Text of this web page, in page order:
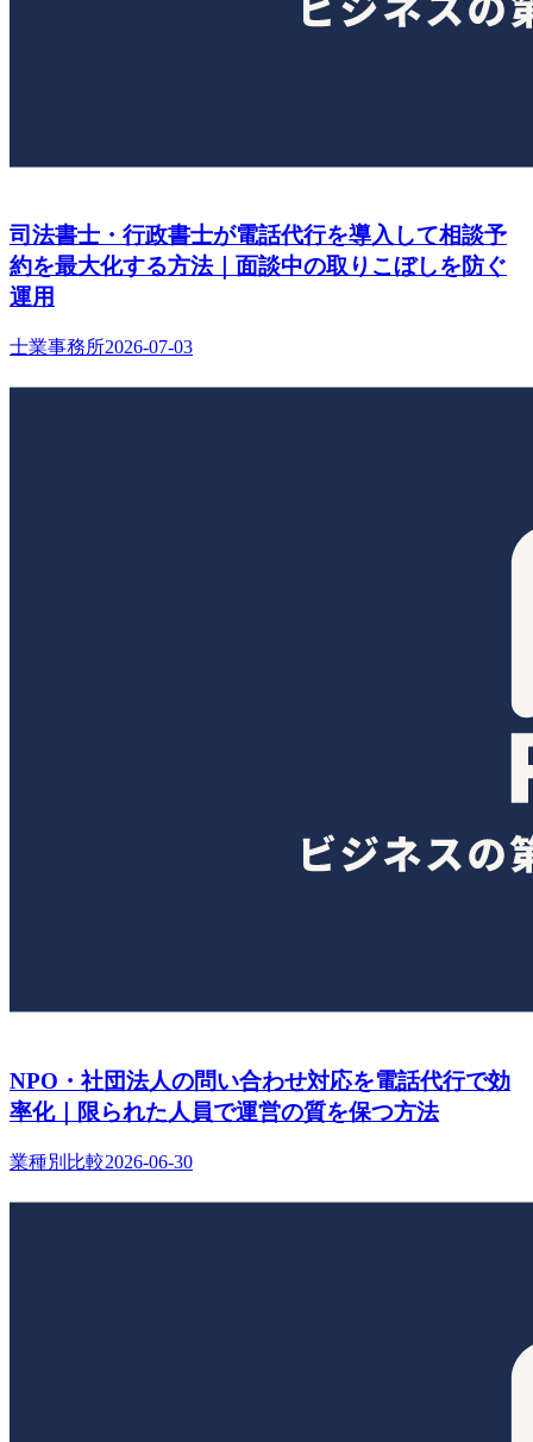
司法書士・行政書士が電話代行を導入して相談予
約を最大化する方法｜面談中の取りこぼしを防ぐ
運用
士業事務所2026-07-03
NPO・社団法人の問い合わせ対応を電話代行で効
率化｜限られた人員で運営の質を保つ方法
業種別比較2026-06-30